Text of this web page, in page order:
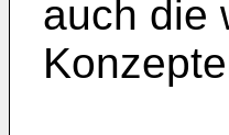
auch die